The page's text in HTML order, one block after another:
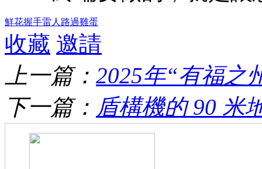
鮮花握手雷人 路過雞蛋
收藏 邀請
上一篇： 2025年“有福之
下一篇： 盾構機的 90 米